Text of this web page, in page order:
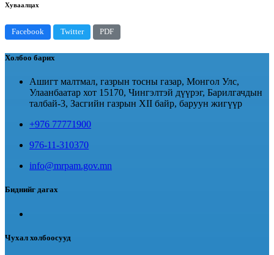
Хуваалцах
Facebook Twitter PDF
Холбоо барих
Ашигт малтмал, газрын тосны газар, Монгол Улс,
Улаанбаатар хот 15170, Чингэлтэй дүүрэг, Барилгачдын
талбай-3, Засгийн газрын XII байр, баруун жигүүр
+976 77771900
976-11-310370
info@mrpam.gov.mn
Биднийг дагах
Чухал холбоосууд